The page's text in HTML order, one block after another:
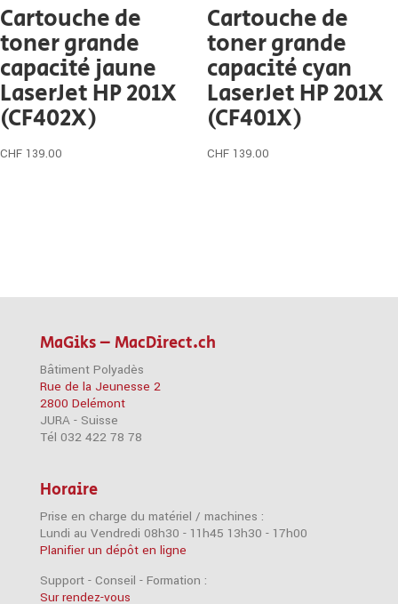
Cartouche de
toner grande
capacité jaune
LaserJet HP 201X
(CF402X)
CHF 139.00
Cartouche de
toner grande
capacité cyan
LaserJet HP 201X
(CF401X)
CHF 139.00
MaGiks – MacDirect.ch
Bâtiment Polyadès
Rue de la Jeunesse 2
2800 Delémont
JURA - Suisse
Tél 032 422 78 78
Horaire
Prise en charge du matériel / machines :
Lundi au Vendredi 08h30 - 11h45 13h30 - 17h00
Planifier un dépôt en ligne
Support - Conseil - Formation :
Sur rendez-vous